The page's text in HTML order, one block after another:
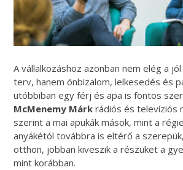
A vállalkozáshoz azonban nem elég a
terv, hanem önbizalom, lelkesedés és
utóbbiban egy férj és apa is fontos
McMenemy Márkrádiós és televíziós
szerint a mai apukák mások, mint a
anyákétól továbbra is eltérő a
otthon, jobban kiveszik a részüket a
mint korábban.